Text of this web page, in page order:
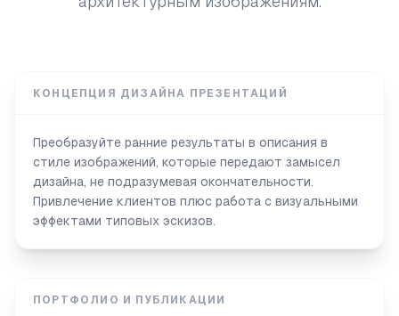
КОНЦЕПЦИЯ ДИЗАЙНА ПРЕЗЕНТАЦИЙ
Преобразуйте ранние результаты в описания в
стиле изображений, которые передают замысел
дизайна, не подразумевая окончательности.
Привлечение клиентов плюс работа с визуальными
эффектами типовых эскизов.
ПОРТФОЛИО И ПУБЛИКАЦИИ